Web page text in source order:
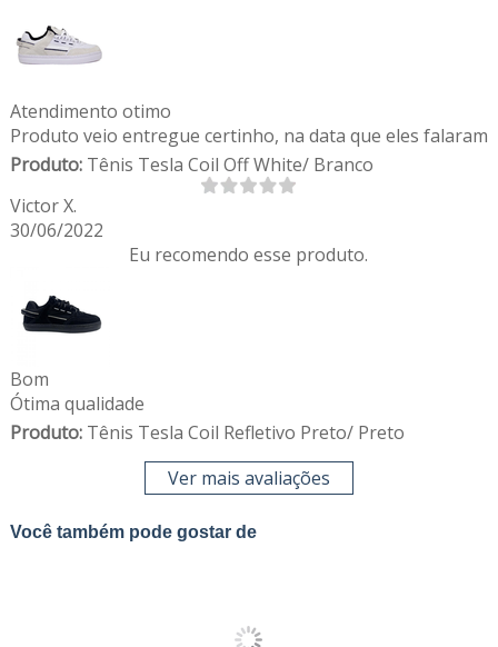
Atendimento otimo
Produto veio entregue certinho, na data que eles falaram
Produto:Tênis Tesla Coil Off White/ Branco
Victor X.
30/06/2022
Eu recomendo esse produto.
Bom
Ótima qualidade
Produto:Tênis Tesla Coil Refletivo Preto/ Preto
Ver mais avaliações
Você também pode gostar de